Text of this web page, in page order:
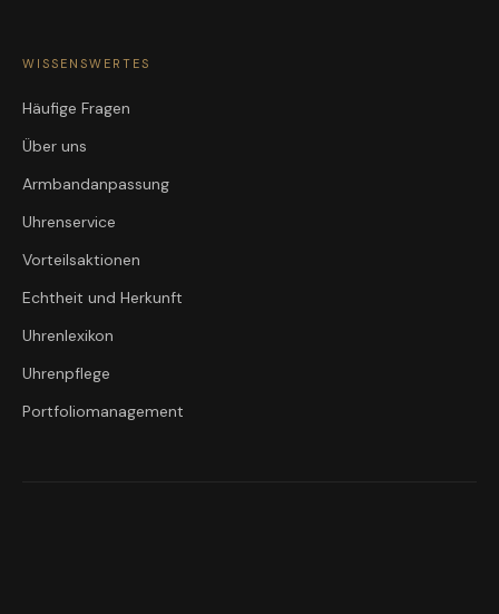
WISSENSWERTES
Häufige Fragen
Über uns
Armbandanpassung
Uhrenservice
Vorteilsaktionen
Echtheit und Herkunft
Uhrenlexikon
Uhrenpflege
Portfoliomanagement